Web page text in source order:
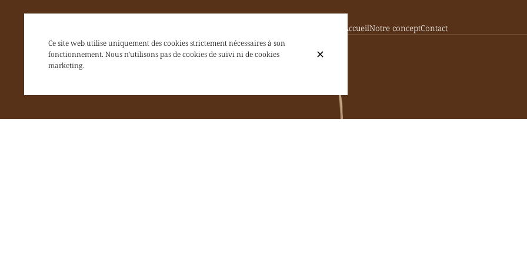
AccueilNotre conceptContact
Ce site web utilise uniquement des cookies strictement nécessaires à son
fonctionnement. Nous n'utilisons pas de cookies de suivi ni de cookies
marketing.